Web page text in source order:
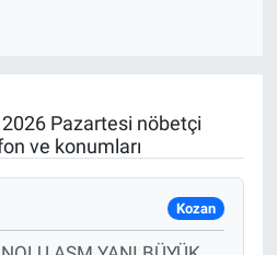
Pazartesi nöbetçi
ve konumları
Kozan